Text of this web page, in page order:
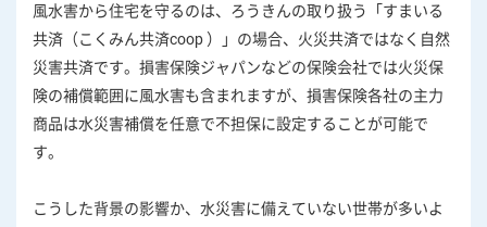
風水害から住宅を守るのは、ろうきんの取り扱う「すまいる
共済（こくみん共済coop ）」の場合、火災共済ではなく自然
災害共済です。損害保険ジャパンなどの保険会社では火災保
険の補償範囲に風水害も含まれますが、損害保険各社の主力
商品は水災害補償を任意で不担保に設定することが可能で
す。
こうした背景の影響か、水災害に備えていない世帯が多いよ